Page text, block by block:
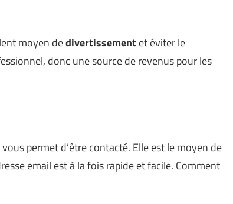
moyen dedivertissement et éviter le
donc une source de revenus pour les
permet d’être contacté. Elle est le moyen de
email est à la fois rapide et facile. Comment